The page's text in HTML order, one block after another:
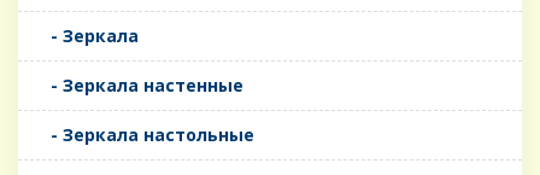
- Зеркала
- Зеркала настенные
- Зеркала настольные